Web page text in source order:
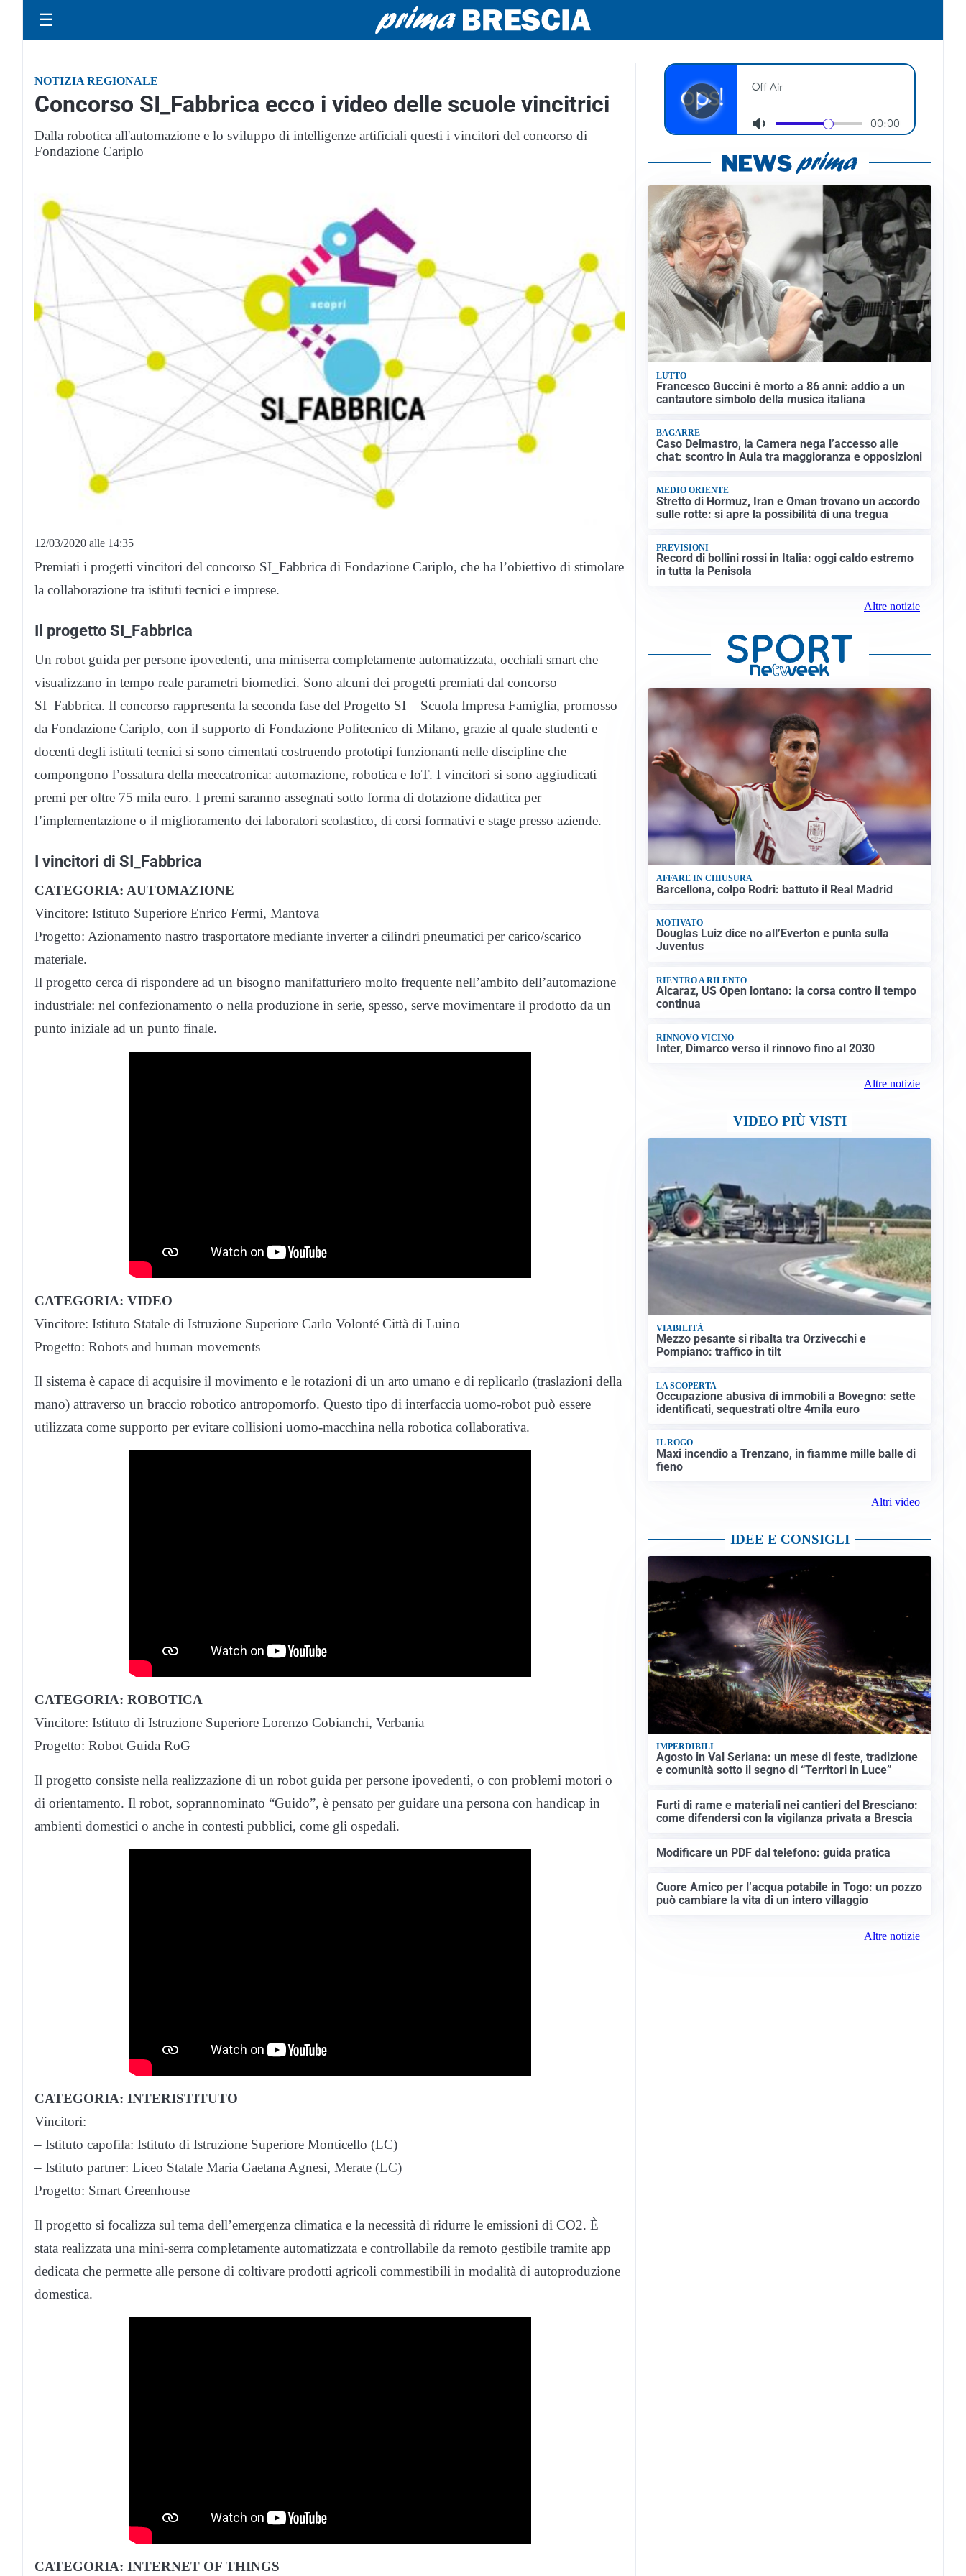
☰
NOTIZIA REGIONALE
Concorso SI_Fabbrica ecco i video delle scuole vincitrici
Dalla robotica all'automazione e lo sviluppo di intelligenze artificiali questi i vincitori del concorso di
Fondazione Cariplo
12/03/2020 alle 14:35
Premiati i progetti vincitori del concorso SI_Fabbrica di Fondazione Cariplo, che ha l’obiettivo di stimolare
la collaborazione tra istituti tecnici e imprese.
Il progetto SI_Fabbrica
Un robot guida per persone ipovedenti, una miniserra completamente automatizzata, occhiali smart che
visualizzano in tempo reale parametri biomedici. Sono alcuni dei progetti premiati dal concorso
SI_Fabbrica. Il concorso rappresenta la seconda fase del Progetto SI – Scuola Impresa Famiglia, promosso
da Fondazione Cariplo, con il supporto di Fondazione Politecnico di Milano, grazie al quale studenti e
docenti degli istituti tecnici si sono cimentati costruendo prototipi funzionanti nelle discipline che
compongono l’ossatura della meccatronica: automazione, robotica e IoT. I vincitori si sono aggiudicati
premi per oltre 75 mila euro. I premi saranno assegnati sotto forma di dotazione didattica per
l’implementazione o il miglioramento dei laboratori scolastico, di corsi formativi e stage presso aziende.
I vincitori di SI_Fabbrica
CATEGORIA: AUTOMAZIONE
Vincitore: Istituto Superiore Enrico Fermi, Mantova
Progetto: Azionamento nastro trasportatore mediante inverter a cilindri pneumatici per carico/scarico
materiale.
Il progetto cerca di rispondere ad un bisogno manifatturiero molto frequente nell’ambito dell’automazione
industriale: nel confezionamento o nella produzione in serie, spesso, serve movimentare il prodotto da un
punto iniziale ad un punto finale.
CATEGORIA: VIDEO
Vincitore: Istituto Statale di Istruzione Superiore Carlo Volonté Città di Luino
Progetto: Robots and human movements
Il sistema è capace di acquisire il movimento e le rotazioni di un arto umano e di replicarlo (traslazioni della
mano) attraverso un braccio robotico antropomorfo. Questo tipo di interfaccia uomo-robot può essere
utilizzata come supporto per evitare collisioni uomo-macchina nella robotica collaborativa.
CATEGORIA: ROBOTICA
Vincitore: Istituto di Istruzione Superiore Lorenzo Cobianchi, Verbania
Progetto: Robot Guida RoG
Il progetto consiste nella realizzazione di un robot guida per persone ipovedenti, o con problemi motori o
di orientamento. Il robot, soprannominato “Guido”, è pensato per guidare una persona con handicap in
ambienti domestici o anche in contesti pubblici, come gli ospedali.
CATEGORIA: INTERISTITUTO
Vincitori:
– Istituto capofila: Istituto di Istruzione Superiore Monticello (LC)
– Istituto partner: Liceo Statale Maria Gaetana Agnesi, Merate (LC)
Progetto: Smart Greenhouse
Il progetto si focalizza sul tema dell’emergenza climatica e la necessità di ridurre le emissioni di CO2. È
stata realizzata una mini-serra completamente automatizzata e controllabile da remoto gestibile tramite app
dedicata che permette alle persone di coltivare prodotti agricoli commestibili in modalità di autoproduzione
domestica.
CATEGORIA: INTERNET OF THINGS
LUTTO
Francesco Guccini è morto a 86 anni: addio a un
cantautore simbolo della musica italiana
BAGARRE
Caso Delmastro, la Camera nega l’accesso alle
chat: scontro in Aula tra maggioranza e opposizioni
MEDIO ORIENTE
Stretto di Hormuz, Iran e Oman trovano un accordo
sulle rotte: si apre la possibilità di una tregua
PREVISIONI
Record di bollini rossi in Italia: oggi caldo estremo
in tutta la Penisola
Altre notizie
AFFARE IN CHIUSURA
Barcellona, colpo Rodri: battuto il Real Madrid
MOTIVATO
Douglas Luiz dice no all’Everton e punta sulla
Juventus
RIENTRO A RILENTO
Alcaraz, US Open lontano: la corsa contro il tempo
continua
RINNOVO VICINO
Inter, Dimarco verso il rinnovo fino al 2030
Altre notizie
VIDEO PIÙ VISTI
VIABILITÀ
Mezzo pesante si ribalta tra Orzivecchi e
Pompiano: traffico in tilt
LA SCOPERTA
Occupazione abusiva di immobili a Bovegno: sette
identificati, sequestrati oltre 4mila euro
IL ROGO
Maxi incendio a Trenzano, in fiamme mille balle di
fieno
Altri video
IDEE E CONSIGLI
IMPERDIBILI
Agosto in Val Seriana: un mese di feste, tradizione
e comunità sotto il segno di “Territori in Luce”
Furti di rame e materiali nei cantieri del Bresciano:
come difendersi con la vigilanza privata a Brescia
Modificare un PDF dal telefono: guida pratica
Cuore Amico per l’acqua potabile in Togo: un pozzo
può cambiare la vita di un intero villaggio
Altre notizie